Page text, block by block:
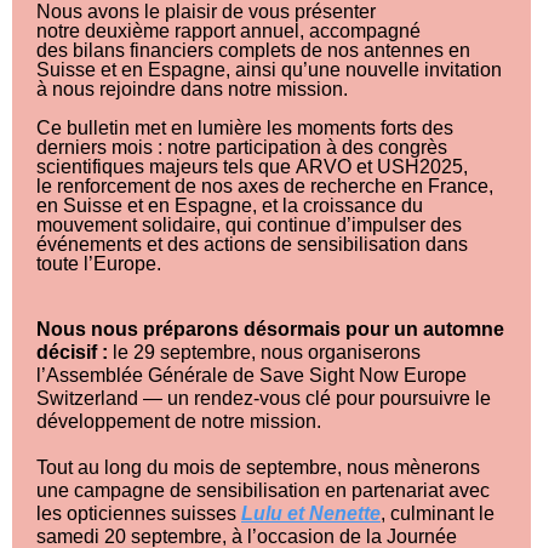
Nous avons le plaisir de vous présenter
notre deuxième rapport annuel, accompagné
des bilans financiers complets de nos antennes en
Suisse et en Espagne, ainsi qu’une nouvelle invitation
à nous rejoindre dans notre mission.
Ce bulletin met en lumière les moments forts des
derniers mois : notre participation à des congrès
scientifiques majeurs tels que ARVO et USH2025,
le renforcement de nos axes de recherche en France,
en Suisse et en Espagne, et la croissance du
mouvement solidaire, qui continue d’impulser des
événements et des actions de sensibilisation dans
toute l’Europe.
Nous nous préparons désormais pour un automne
décisif : le 29 septembre, nous organiserons
l’Assemblée Générale de Save Sight Now Europe
Switzerland — un rendez-vous clé pour poursuivre le
développement de notre mission.
Tout au long du mois de septembre, nous mènerons
une campagne de sensibilisation en partenariat avec
les opticiennes suisses Lulu et Nenette, culminant le
samedi 20 septembre, à l’occasion de la Journée